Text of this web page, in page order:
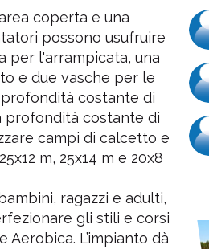
coperta e una
possono usufruire
per l'arrampicata, una
e due vasche per le
costante di
profondità costante di
campi di calcetto e
m, 25x14 m e 20x8
ragazzi e adulti,
gli stili e corsi
Aerobica. L’impianto dà